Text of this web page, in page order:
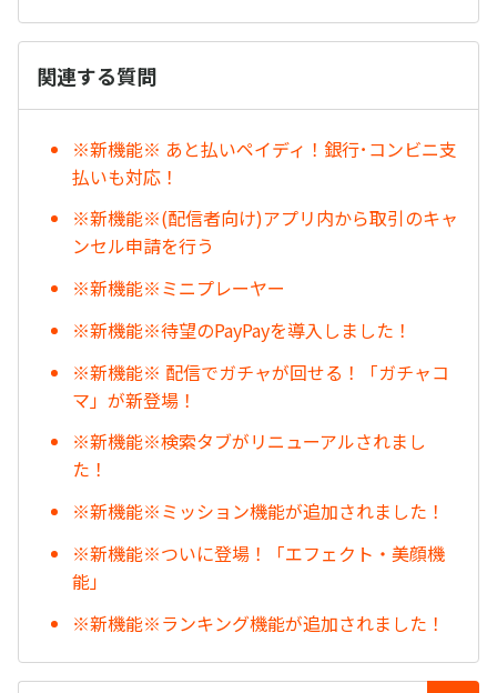
関連する質問
※新機能※ あと払いペイディ！銀行･コンビニ支
払いも対応！
※新機能※(配信者向け)アプリ内から取引のキャ
ンセル申請を行う
※新機能※ミニプレーヤー
※新機能※待望のPayPayを導入しました！
※新機能※ 配信でガチャが回せる！「ガチャコ
マ」が新登場！
※新機能※検索タブがリニューアルされまし
た！
※新機能※ミッション機能が追加されました！
※新機能※ついに登場！「エフェクト・美顔機
能」
※新機能※ランキング機能が追加されました！